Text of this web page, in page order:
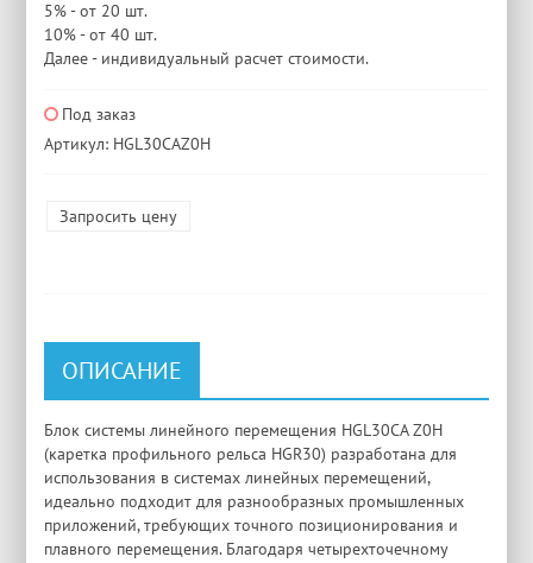
5% - от 20 шт.
10% - от 40 шт.
Далее - индивидуальный расчет стоимости.
Под заказ
Артикул: HGL30CAZ0H
Запросить цену
ОПИСАНИЕ
Блок системы линейного перемещения HGL30CA Z0H
(каретка профильного рельса HGR30) разработана для
использования в системах линейных перемещений,
идеально подходит для разнообразных промышленных
приложений, требующих точного позиционирования и
плавного перемещения. Благодаря четырехточечному